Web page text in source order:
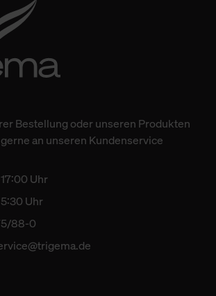
Bestellung oder unseren Produkten
an unseren Kundenservice
Uhr
Uhr
88-0